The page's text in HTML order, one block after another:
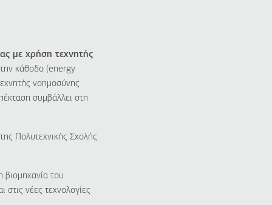
με χρήση τεχνητής
την κάθοδο (energy
νοημοσύνης
συμβάλλει στη
Πολυτεχνικής Σχολής
βιομηχανία του
νέες τεχνολογίες